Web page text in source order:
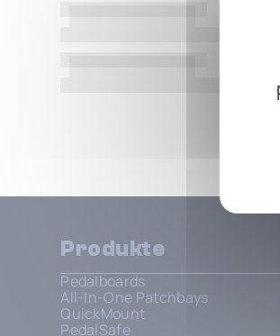
Produkte
Pedalboards
All-In-One Patchbays
QuickMount
PedalSafe